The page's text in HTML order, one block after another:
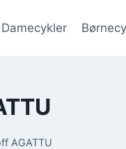
Damecykler
AGATTU